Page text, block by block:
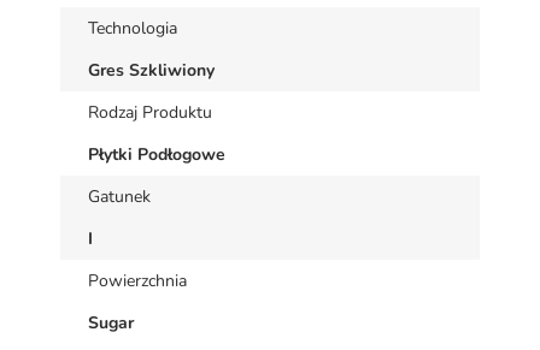
Technologia
Gres Szkliwiony
Rodzaj Produktu
Płytki Podłogowe
Gatunek
I
Powierzchnia
Sugar